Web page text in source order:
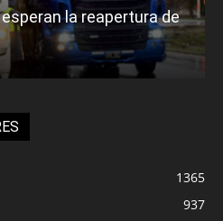
la reapertura de
1365
937